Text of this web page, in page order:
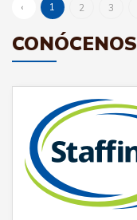
‹ 1 2 3
CONÓCENOS